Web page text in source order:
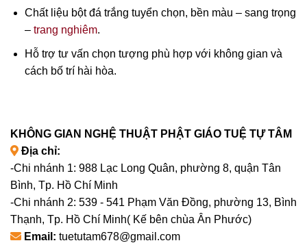
Chất liệu bột đá trắng tuyển chọn, bền màu – sang trọng
– trang nghiêm.
Hỗ trợ tư vấn chọn tượng phù hợp với không gian và
cách bố trí hài hòa.
KHÔNG GIAN NGHỆ THUẬT PHẬT GIÁO TUỆ TỰ TÂM
Địa chỉ:
-Chi nhánh 1: 988 Lạc Long Quân, phường 8, quận Tân
Bình, Tp. Hồ Chí Minh
-Chi nhánh 2: 539 - 541 Phạm Văn Đồng, phường 13, Bình
Thạnh, Tp. Hồ Chí Minh( Kế bên chùa Ân Phước)
Email: tuetutam678@gmail.com